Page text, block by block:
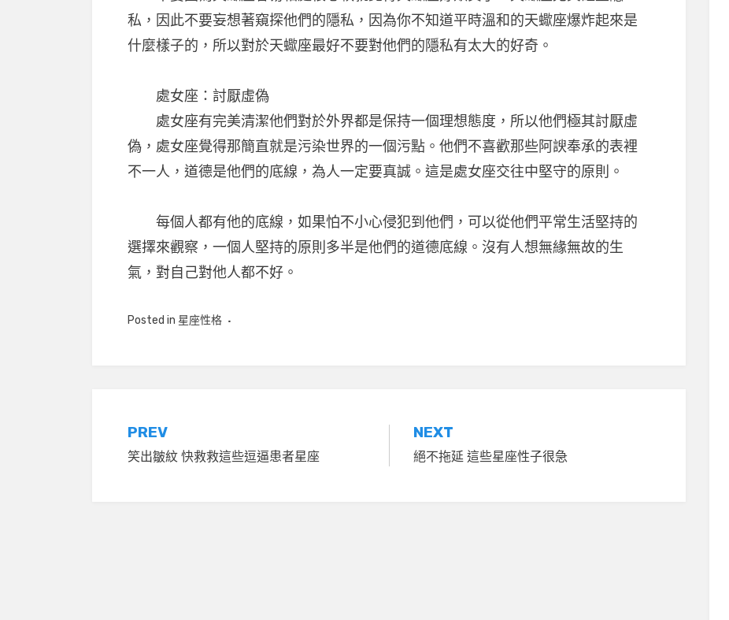
私，因此不要妄想著窺探他們的隱私，因為你不知道平時溫和的天蠍座爆炸起來是
什麼樣子的，所以對於天蠍座最好不要對他們的隱私有太大的好奇。
處女座：討厭虛偽
處女座有完美清潔他們對於外界都是保持一個理想態度，所以他們極其討厭虛
偽，處女座覺得那簡直就是污染世界的一個污點。他們不喜歡那些阿諛奉承的表裡
不一人，道德是他們的底線，為人一定要真誠。這是處女座交往中堅守的原則。
每個人都有他的底線，如果怕不小心侵犯到他們，可以從他們平常生活堅持的
選擇來觀察，一個人堅持的原則多半是他們的道德底線。沒有人想無緣無故的生
氣，對自己對他人都不好。
Posted in 星座性格
文
章
PREV
笑出皺紋 快救救這些逗逼患者星座
NEXT
絕不拖延 這些星座性子很急